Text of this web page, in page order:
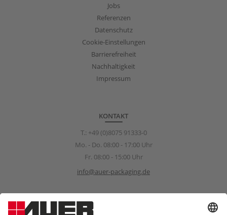
Jobs
Referenzen
Datenschutz
Cookie-Einstellungen
Barrierefreiheit
Nachhaltigkeit
Impressum
KONTAKT
T.: +49 (0)8075 91333-0
Mo. - Do. 08:00 - 17:00 Uhr
Fr. 08:00 - 15:00 Uhr
info@auer-packaging.de
Sponsoring Anfragen
sponsoring@auer-packaging.com